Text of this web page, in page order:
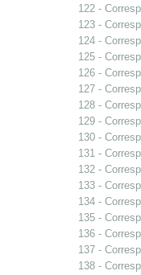
122 -
123 -
124 -
125 -
126 -
127 -
128 -
129 -
130 -
131 -
132 -
133 -
134 -
135 -
136 -
137 -
138 -